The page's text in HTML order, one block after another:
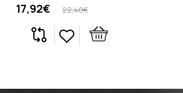
22,40€
17,92€